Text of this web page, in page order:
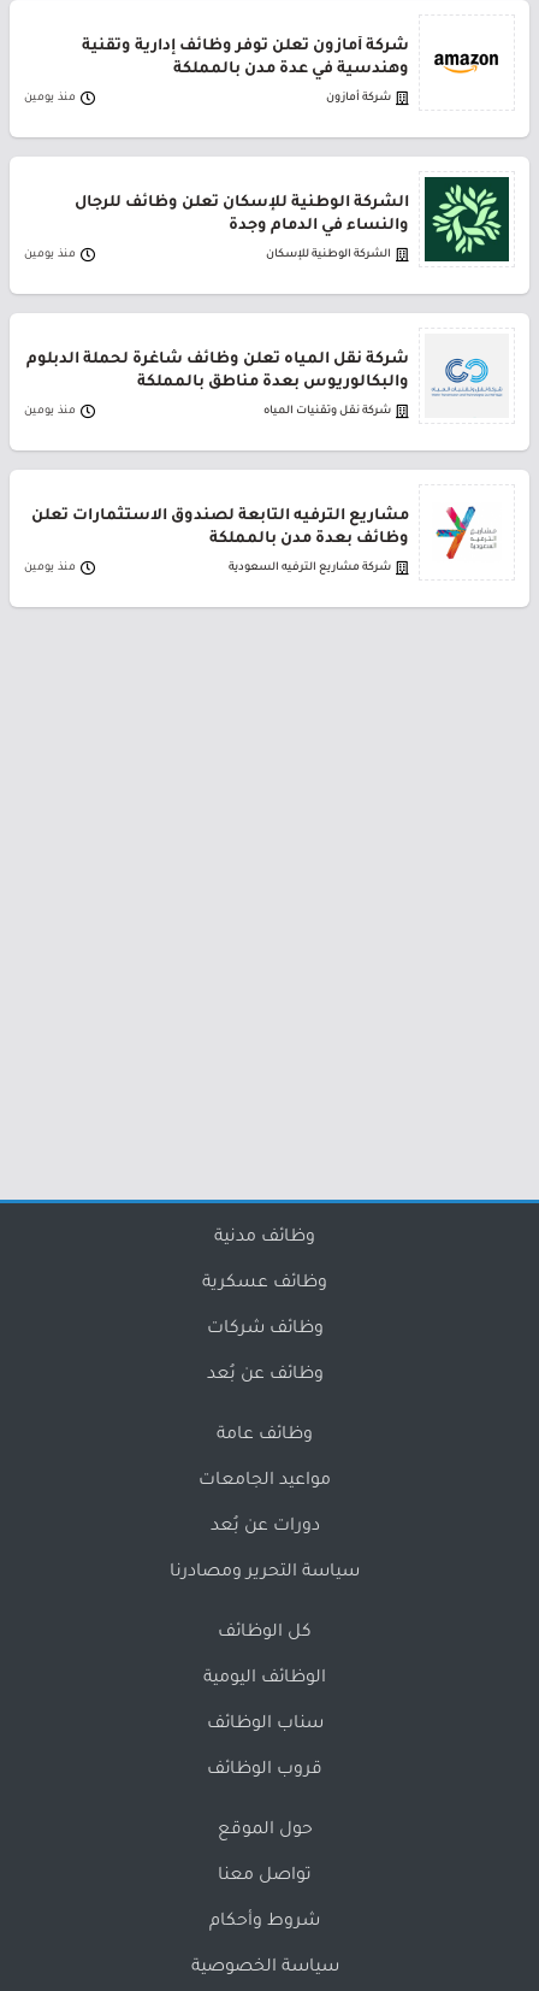
شركة أمازون تعلن توفر وظائف إدارية وتقنية
وهندسية في عدة مدن بالمملكة
شركة أمازون منذ يومين
الشركة الوطنية للإسكان تعلن وظائف للرجال
والنساء في الدمام وجدة
الشركة الوطنية للإسكان منذ يومين
شركة نقل المياه تعلن وظائف شاغرة لحملة الدبلوم
والبكالوريوس بعدة مناطق بالمملكة
شركة نقل وتقنيات المياه منذ يومين
مشاريع الترفيه التابعة لصندوق الاستثمارات تعلن
وظائف بعدة مدن بالمملكة
شركة مشاريع الترفيه السعودية منذ يومين
وظائف مدنية
وظائف عسكرية
وظائف شركات
وظائف عن بُعد
وظائف عامة
مواعيد الجامعات
دورات عن بُعد
سياسة التحرير ومصادرنا
كل الوظائف
الوظائف اليومية
سناب الوظائف
قروب الوظائف
حول الموقع
تواصل معنا
شروط وأحكام
سياسة الخصوصية